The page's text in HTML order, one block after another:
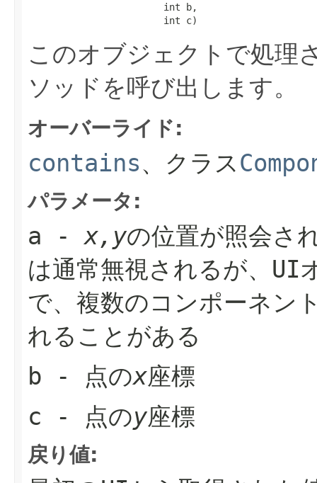
                        int b,
                        int c)
このオブジェクトで処理
ソッドを呼び出します。
オーバーライド:
contains、クラス
パラメータ:
a - x,yの位置が照会さ
は通常無視されるが、UI
で、複数のコンポーネン
れることがある
b - 点のx座標
c - 点のy座標
戻り値: